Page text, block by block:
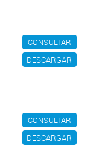
CONSULTAR
DESCARGAR
CONSULTAR
DESCARGAR